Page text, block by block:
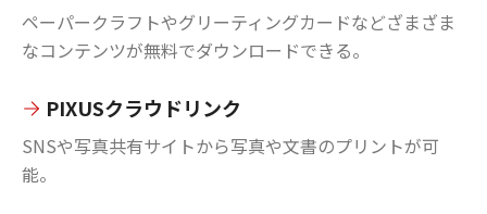
ペーパークラフトやグリーティングカードなどざまざま
なコンテンツが無料でダウンロードできる。
PIXUSクラウドリンク
SNSや写真共有サイトから写真や文書のプリントが可
能。